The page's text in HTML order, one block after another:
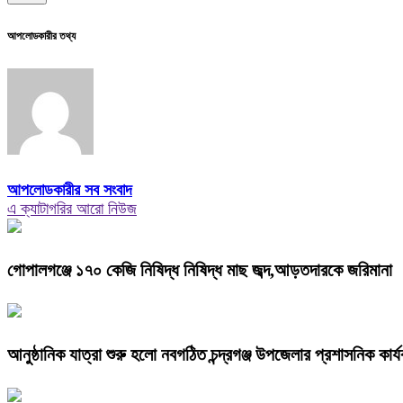
আপলোডকারীর তথ্য
আপলোডকারীর সব সংবাদ
এ ক্যাটাগরির আরো নিউজ
গোপালগঞ্জে ১৭০ কেজি নিষিদ্ধ নিষিদ্ধ মাছ জব্দ,আড়তদারকে জরিমানা
আনুষ্ঠানিক যাত্রা শুরু হলো নবগঠিত চন্দ্রগঞ্জ উপজেলার প্রশাসনিক